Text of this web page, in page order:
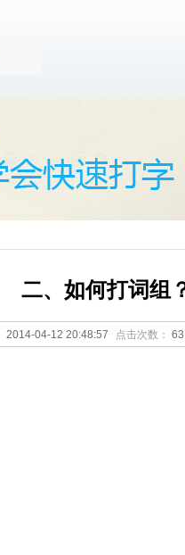
二、如何打词组
2014-04-12 20:48:57 点击次数：